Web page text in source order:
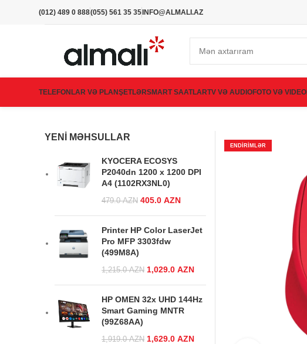
(012) 489 0 888(055) 561 35 35INFO@ALMALI.AZ
TELEFONLAR VƏ PLANŞETLƏRSMART SAATLARTV VƏ AUDIOFOTO VƏ VIDEO
ENDIRIMLƏR
YENI MƏHSULLAR
KYOCERA ECOSYS
P2040dn 1200 x 1200 DPI
A4 (1102RX3NL0)
479.0AZN Original price was:
405.0 AZN
405.0 AZN.
Printer HP Color LaserJet
Pro MFP 3303fdw
(499M8A)
1,215.0AZN Original price
1,215.0 AZN.
1,029.0 AZN
1,029.0 AZN.
HP OMEN 32x UHD 144Hz
Smart Gaming MNTR
(99Z68AA)
1,919.0AZN Original price
1,629.0 AZN